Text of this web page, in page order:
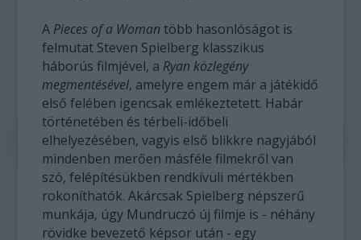
A Pieces of a Woman több hasonlóságot is
felmutat Steven Spielberg klasszikus
háborús filmjével, a Ryan közlegény
megmentésével, amelyre engem már a játékidő
első felében igencsak emlékeztetett. Habár
történetében és térbeli-időbeli
elhelyezésében, vagyis első blikkre nagyjából
mindenben merően másféle filmekről van
szó, felépítésükben rendkívüli mértékben
rokoníthatók. Akárcsak Spielberg népszerű
munkája, úgy Mundruczó új filmje is - néhány
rövidke bevezető képsor után - egy